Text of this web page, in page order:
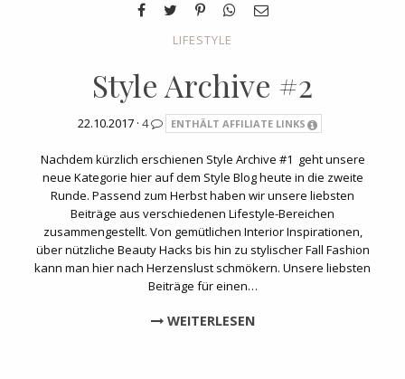
LIFESTYLE
Style Archive #2
22.10.2017 · 4 ENTHÄLT AFFILIATE LINKS
Nachdem kürzlich erschienen Style Archive #1 geht unsere
neue Kategorie hier auf dem Style Blog heute in die zweite
Runde. Passend zum Herbst haben wir unsere liebsten
Beiträge aus verschiedenen Lifestyle-Bereichen
zusammengestellt. Von gemütlichen Interior Inspirationen,
über nützliche Beauty Hacks bis hin zu stylischer Fall Fashion
kann man hier nach Herzenslust schmökern. Unsere liebsten
Beiträge für einen…
WEITERLESEN